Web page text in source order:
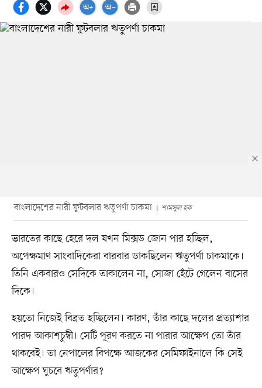
বাংলাদেশের নারী ফুটবলার ঋতুপর্ণা চাকমা শামসুল হক
ভারতের কাছে হেরে দল যখন মিক্সড জোন পার হচ্ছিল,
অপেক্ষমাণ সাংবাদিকেরা বারবার ডাকছিলেন ঋতুপর্ণা চাকমাকে।
তিনি একবারও সেদিকে তাকালেন না, সোজা হেঁটে গেলেন বাসের
দিকে।
হয়তো নিজেই বিব্রত হচ্ছিলেন। কারণ, তাঁর কাছে দলের প্রত্যাশার
পারদ আকাশচুম্বী। সেটি পূরণ করতে না পারার আক্ষেপ তো তাঁর
থাকবেই। তা নেপালের বিপক্ষে আজকের সেমিফাইনালে কি সেই
আক্ষেপ ঘুচবে ঋতুপর্ণার?